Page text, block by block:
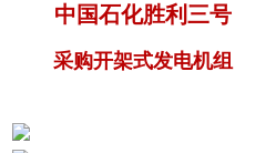
中国石化胜利三号
采购开架式发电机组